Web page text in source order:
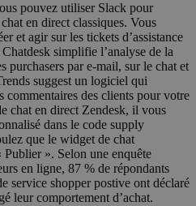
pouvez utiliser Slack pour
en direct classiques. Vous
et agir sur les tickets d’assistance
simplifie l’analyse de la
purchasers par e-mail, sur le chat et
suggest un logiciel qui
commentaires des clients pour votre
chat en direct Zendesk, il vous
dans le code supply
que le widget de chat
». Selon une enquête
en ligne, 87 % de répondants
service shopper postive ont déclaré
leur comportement d’achat.